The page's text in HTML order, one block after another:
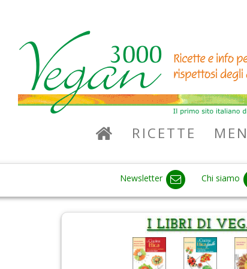
RICETTE
Newsletter Chi siamo